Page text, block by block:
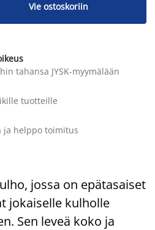
Vie ostoskoriin
tahansa JYSK-myymälään
tuotteille
ja helppo toimitus
jossa on epätasaiset
jokaiselle kulholle
Sen leveä koko ja